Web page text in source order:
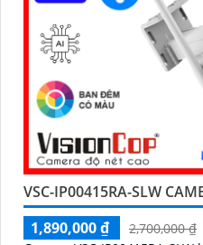
VSC-IP00415RA-SLW
1,890,000 ₫
2,700,000 ₫